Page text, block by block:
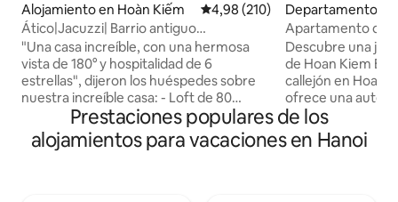
Alojamiento en Hoàn Kiếm Calificación promedio: 4,98 de
4,98 (210)
Ático|Jacuzzi| Barrio antiguo
|KitchenlNetflixTV
"Una casa increíble, con una hermosa
vista de 180° y hospitalidad de 6
estrellas", dijeron los huéspedes sobre
nuestra increíble casa: - Loft de 80
metros cuadrados (terraza - vista
panorámica) - Jacuzzi - Lavarropas y
secarropas gratis. - Cocina totalmente
Departamento en
m
Apartamento de
antiguo |
Descubre una
de Hoan Kiem Escondido en un pequeño
callejón en Hoan
ofrece una
solo unos pasos
ciudad. Disfruta
lugares
Prestaciones populares de los
alojamientos para vacaciones en Hanoi